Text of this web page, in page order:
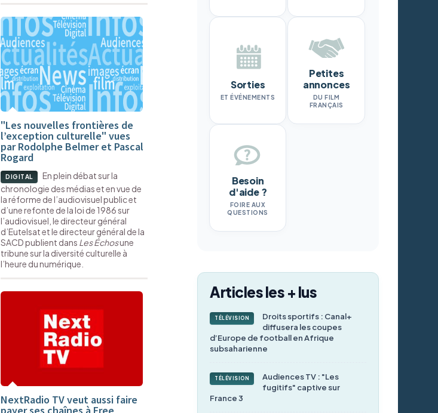
"Les nouvelles frontières de
l’exception culturelle" vues
par Rodolphe Belmer et Pascal
Rogard
DIGITAL
En plein débat sur la
chronologie des médias et en vue de
la réforme de l’audiovisuel public et
d’une refonte de la loi de 1986 sur
l’audiovisuel, le directeur général
d’Eutelsat et le directeur général de la
SACD publient dans Les Échosune
tribune sur la diversité culturelle à
l’heure du numérique.
NextRadio TV veut aussi faire
Sorties
ET ÉVÉNEMENTS
Petites
annonces
DU FILM
FRANÇAIS
Besoin
d'aide ?
FOIRE AUX
QUESTIONS
Articles les + lus
TÉLÉVISION
Droits sportifs : Canal+
diffusera les coupes
d’Europe de football en Afrique
subsaharienne
TÉLÉVISION
Audiences TV : "Les
fugitifs" captive sur
France 3